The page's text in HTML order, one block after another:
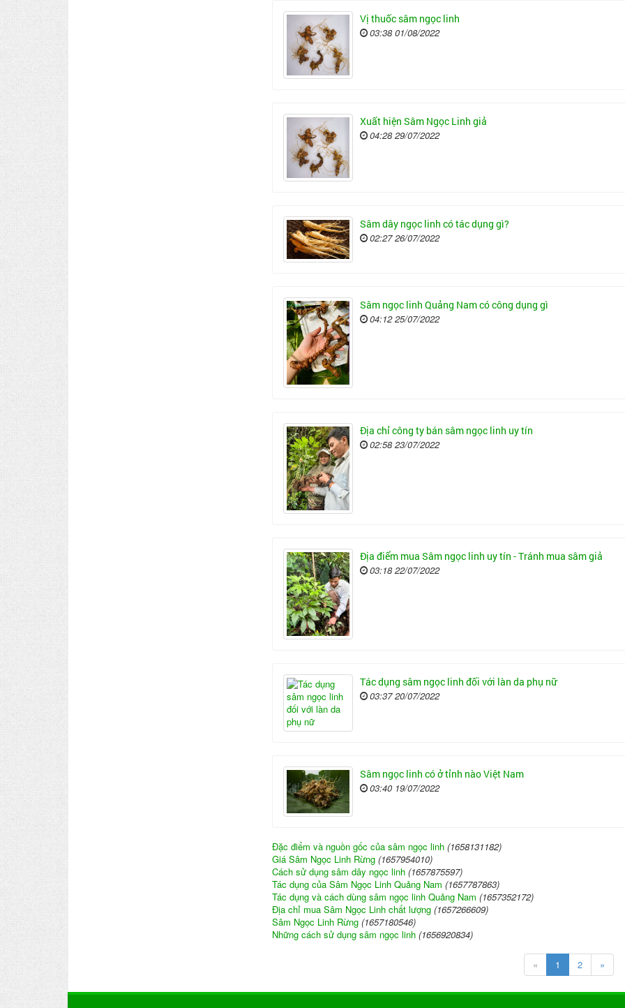
Vị thuốc sâm ngọc linh
03:38 01/08/2022
Xuất hiện Sâm Ngọc Linh giả
04:28 29/07/2022
Sâm dây ngọc linh có tác dụng gì?
02:27 26/07/2022
Sâm ngọc linh Quảng Nam có công dụng gì
04:12 25/07/2022
Địa chỉ công ty bán sâm ngọc linh uy tín
02:58 23/07/2022
Địa điểm mua Sâm ngọc linh uy tín - Tránh mua sâm giả
03:18 22/07/2022
Tác dụng sâm ngọc linh đối với làn da phụ nữ
03:37 20/07/2022
Sâm ngọc linh có ở tỉnh nào Việt Nam
03:40 19/07/2022
Đặc điểm và nguồn gốc của sâm ngọc linh (1658131182)
Giá Sâm Ngọc Linh Rừng (1657954010)
Cách sử dụng sâm dây ngọc linh (1657875597)
Tác dụng của Sâm Ngọc Linh Quảng Nam (1657787863)
Tác dụng và cách dùng sâm ngọc linh Quảng Nam (1657352172)
Địa chỉ mua Sâm Ngọc Linh chất lượng (1657266609)
Sâm Ngọc Linh Rừng (1657180546)
Những cách sử dụng sâm ngọc linh (1656920834)
« 1 2 »